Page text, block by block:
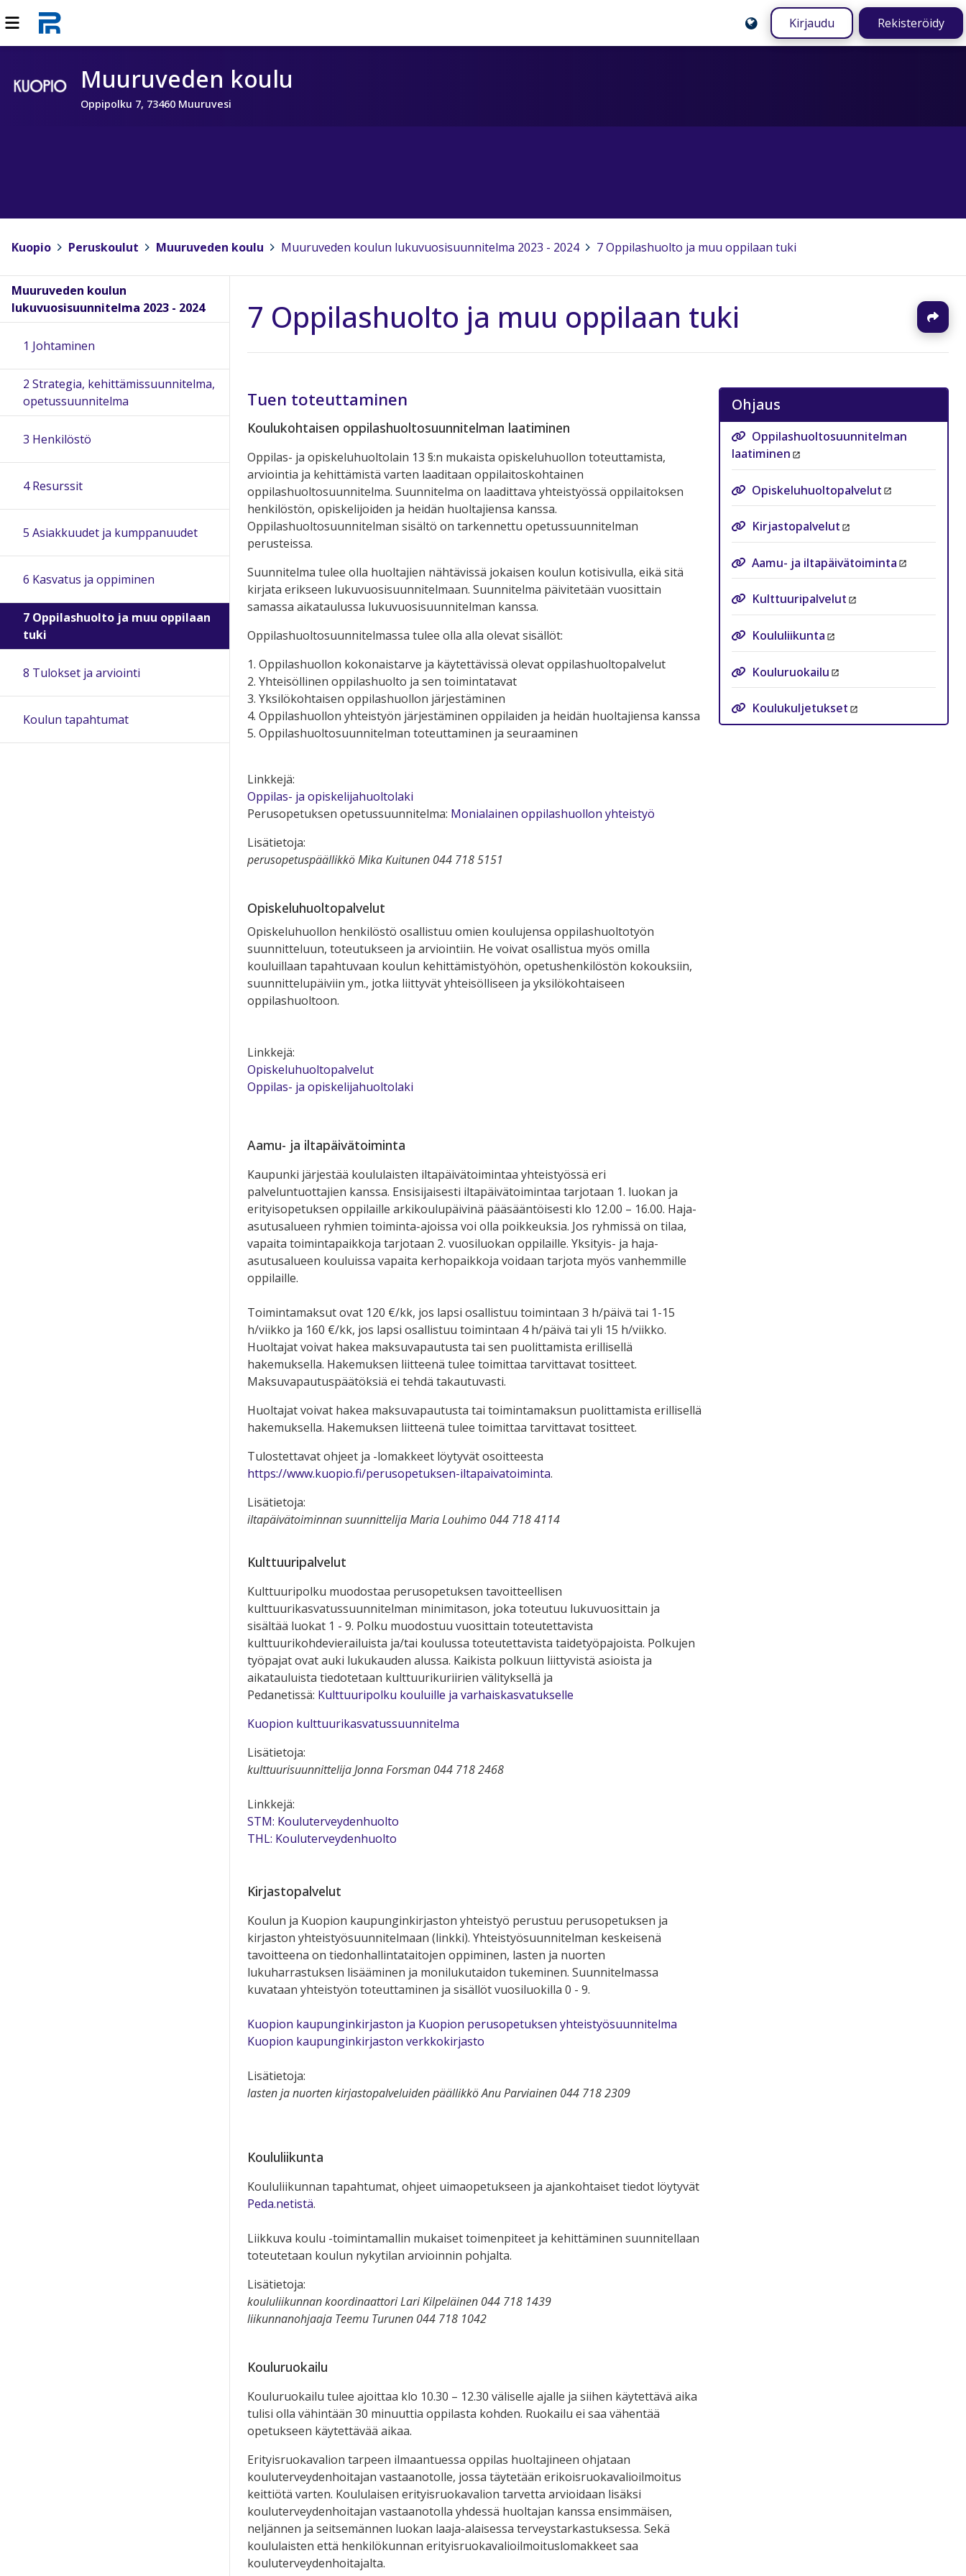
Kirjaudu Rekisteröidy
Muuruveden koulu
Oppipolku 7, 73460 Muuruvesi
Kuopio Peruskoulut Muuruveden koulu Muuruveden koulun lukuvuosisuunnitelma 2023 - 2024 7 Oppilashuolto ja muu oppilaan tuki
7 Oppilashuolto ja muu oppilaan tuki
Tuen toteuttaminen
Koulukohtaisen oppilashuoltosuunnitelman laatiminen
Oppilas- ja opiskeluhuoltolain 13 §:n mukaista opiskeluhuollon toteuttamista,
arviointia ja kehittämistä varten laaditaan oppilaitoskohtainen
oppilashuoltosuunnitelma. Suunnitelma on laadittava yhteistyössä oppilaitoksen
henkilöstön, opiskelijoiden ja heidän huoltajiensa kanssa.
Oppilashuoltosuunnitelman sisältö on tarkennettu opetussuunnitelman
perusteissa.
Suunnitelma tulee olla huoltajien nähtävissä jokaisen koulun kotisivulla, eikä sitä
kirjata erikseen lukuvuosisuunnitelmaan. Suunnitelma päivitetään vuosittain
samassa aikataulussa lukuvuosisuunnitelman kanssa.
Oppilashuoltosuunnitelmassa tulee olla alla olevat sisällöt:
1. Oppilashuollon kokonaistarve ja käytettävissä olevat oppilashuoltopalvelut
2. Yhteisöllinen oppilashuolto ja sen toimintatavat
3. Yksilökohtaisen oppilashuollon järjestäminen
4. Oppilashuollon yhteistyön järjestäminen oppilaiden ja heidän huoltajiensa kanssa
5. Oppilashuoltosuunnitelman toteuttaminen ja seuraaminen
Linkkejä:
Oppilas- ja opiskelijahuoltolaki
Perusopetuksen opetussuunnitelma: Monialainen oppilashuollon yhteistyö
Lisätietoja:
perusopetuspäällikköMika Kuitunen 044 718 5151
Opiskeluhuoltopalvelut
Opiskeluhuollon henkilöstö osallistuu omien koulujensa oppilashuoltotyön
suunnitteluun, toteutukseen ja arviointiin. He voivat osallistua myös omilla
kouluillaan tapahtuvaan koulun kehittämistyöhön, opetushenkilöstön kokouksiin,
suunnittelupäiviin ym., jotka liittyvät yhteisölliseen ja yksilökohtaiseen
oppilashuoltoon.
Linkkejä:
Opiskeluhuoltopalvelut
Oppilas- ja opiskelijahuoltolaki
Aamu- ja iltapäivätoiminta
Kaupunki järjestää koululaisten iltapäivätoimintaa yhteistyössä eri
palveluntuottajien kanssa. Ensisijaisesti iltapäivätoimintaa tarjotaan 1. luokan ja
erityisopetuksen oppilaille arkikoulupäivinä pääsääntöisesti klo 12.00 – 16.00. Haja-
asutusalueen ryhmien toiminta-ajoissa voi olla poikkeuksia. Jos ryhmissä on tilaa,
vapaita toimintapaikkoja tarjotaan 2. vuosiluokan oppilaille. Yksityis- ja haja-
asutusalueen kouluissa vapaita kerhopaikkoja voidaan tarjota myös vanhemmille
oppilaille.
Toimintamaksut ovat 120 €/kk, jos lapsi osallistuu toimintaan 3 h/päivä tai 1-15
h/viikko ja 160 €/kk, jos lapsi osallistuu toimintaan 4 h/päivä tai yli 15 h/viikko.
Huoltajat voivat hakea maksuvapautusta tai sen puolittamista erillisellä
hakemuksella. Hakemuksen liitteenä tulee toimittaa tarvittavat tositteet.
Maksuvapautuspäätöksiä ei tehdä takautuvasti.
Huoltajat voivat hakea maksuvapautusta tai toimintamaksun puolittamista erillisellä
hakemuksella. Hakemuksen liitteenä tulee toimittaa tarvittavat tositteet.
Tulostettavat ohjeet ja -lomakkeet löytyvät osoitteesta
https://www.kuopio.fi/perusopetuksen-iltapaivatoiminta.
Lisätietoja:
iltapäivätoiminnan suunnittelija Maria Louhimo 044 718 4114
Kulttuuripalvelut
Kulttuuripolku muodostaa perusopetuksen tavoitteellisen
kulttuurikasvatussuunnitelman minimitason, joka toteutuu lukuvuosittain ja
sisältää luokat 1 - 9. Polku muodostuu vuosittain toteutettavista
kulttuurikohdevierailuista ja/tai koulussa toteutettavista taidetyöpajoista. Polkujen
työpajat ovat auki lukukauden alussa. Kaikista polkuun liittyvistä asioista ja
aikatauluista tiedotetaan kulttuurikuriirien välityksellä ja
Pedanetissä: Kulttuuripolku kouluille ja varhaiskasvatukselle
Kuopion kulttuurikasvatussuunnitelma
Lisätietoja:
kulttuurisuunnittelija Jonna Forsman 044 718 2468
Linkkejä:
STM: Kouluterveydenhuolto
THL: Kouluterveydenhuolto
Kirjastopalvelut
Koulun ja Kuopion kaupunginkirjaston yhteistyö perustuu perusopetuksen ja
kirjaston yhteistyösuunnitelmaan (linkki). Yhteistyösuunnitelman keskeisenä
tavoitteena on tiedonhallintataitojen oppiminen, lasten ja nuorten
lukuharrastuksen lisääminen ja monilukutaidon tukeminen. Suunnitelmassa
kuvataan yhteistyön toteuttaminen ja sisällöt vuosiluokilla 0 - 9.
Kuopion kaupunginkirjaston ja Kuopion perusopetuksen yhteistyösuunnitelma
Kuopion kaupunginkirjaston verkkokirjasto
Lisätietoja:
lasten ja nuorten kirjastopalveluiden päällikkö Anu Parviainen 044 718 2309
Koululiikunta
Koululiikunnan tapahtumat, ohjeet uimaopetukseen ja ajankohtaiset tiedot löytyvät
Peda.netistä.
Liikkuva koulu -toimintamallin mukaiset toimenpiteet ja kehittäminen suunnitellaan
toteutetaan koulun nykytilan arvioinnin pohjalta.
Lisätietoja:
koululiikunnan koordinaattori Lari Kilpeläinen 044 718 1439
liikunnanohjaaja Teemu Turunen 044 718 1042
Kouluruokailu
Kouluruokailu tulee ajoittaa klo 10.30 – 12.30 väliselle ajalle ja siihen käytettävä aika
tulisi olla vähintään 30 minuuttia oppilasta kohden. Ruokailu ei saa vähentää
opetukseen käytettävää aikaa.
Erityisruokavalion tarpeen ilmaantuessa oppilas huoltajineen ohjataan
kouluterveydenhoitajan vastaanotolle, jossa täytetään erikoisruokavalioilmoitus
keittiötä varten. Koululaisen erityisruokavalion tarvetta arvioidaan lisäksi
kouluterveydenhoitajan vastaanotolla yhdessä huoltajan kanssa ensimmäisen,
neljännen ja seitsemännen luokan laaja-alaisessa terveystarkastuksessa. Sekä
koululaisten että henkilökunnan erityisruokavalioilmoituslomakkeet saa
kouluterveydenhoitajalta.
Ohjaus
Oppilashuoltosuunnitelman
laatiminen
Opiskeluhuoltopalvelut
Kirjastopalvelut
Aamu- ja iltapäivätoiminta
Kulttuuripalvelut
Koululiikunta
Kouluruokailu
Koulukuljetukset
Muuruveden koulun
lukuvuosisuunnitelma 2023 - 2024
1 Johtaminen
2 Strategia, kehittämissuunnitelma,
opetussuunnitelma
3 Henkilöstö
4 Resurssit
5 Asiakkuudet ja kumppanuudet
6 Kasvatus ja oppiminen
7 Oppilashuolto ja muu oppilaan
tuki
8 Tulokset ja arviointi
Koulun tapahtumat